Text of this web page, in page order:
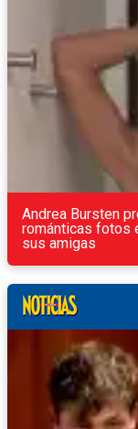
Andrea Bursten
románticas fotos
sus amigas